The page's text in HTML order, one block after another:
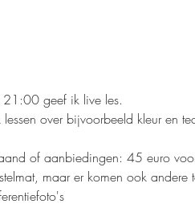
geef ik live les.
over bijvoorbeeld kleur en
of aanbiedingen: 45 euro
maar er komen ook andere